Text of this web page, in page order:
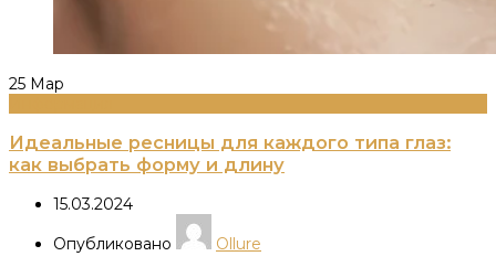
25 Мар
Идеальные ресницы для каждого типа глаз:
как выбрать форму и длину
15.03.2024
Опубликовано
Ollure